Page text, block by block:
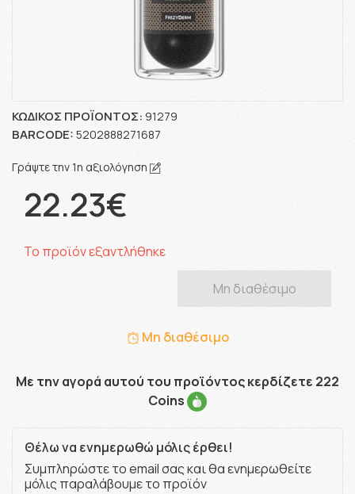
ΚΩΔΙΚΌΣ ΠΡΟΪΌΝΤΟΣ: 91279
BARCODE: 5202888271687
Γράψτε την 1η αξιολόγηση
22.23€
Το προϊόν εξαντλήθηκε
Μη διαθέσιμο
Μη διαθέσιμο
Με την αγορά αυτού του προϊόντος κερδίζετε 222
Coins
Θέλω να ενημερωθώ μόλις έρθει!
Συμπληρώστε το email σας και θα ενημερωθείτε
μόλις παραλάβουμε το προϊόν